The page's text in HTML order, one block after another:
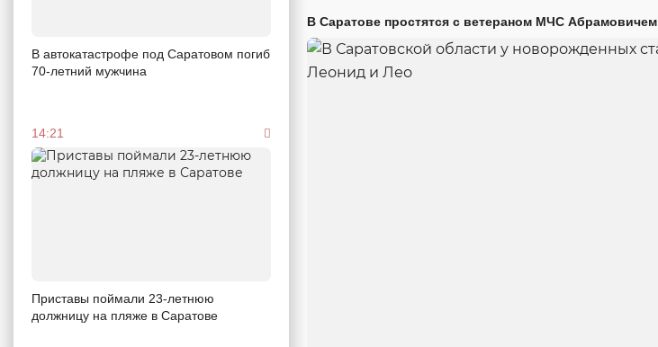
В автокатастрофе под Саратовом погиб
70-летний мужчина
14:21
Приставы поймали 23-летнюю
должницу на пляже в Саратове
В Саратове простятся с ветераном МЧС Абрамовичем